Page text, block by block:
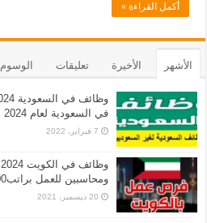
أكمل القراءة »
الأشهر الأخيرة تعليقات الوسوم
في السعودية لعام 2024
7 فبراير، 2022
ومحاسبين للعمل براتب600 دينار
20 ديسمبر، 2021